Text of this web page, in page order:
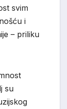
svim
i
– priliku
su